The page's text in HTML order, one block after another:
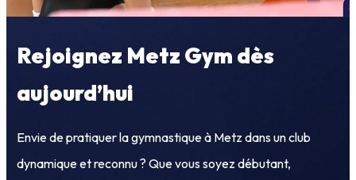
Rejoignez Metz Gym dès
aujourd’hui
Envie de pratiquer la gymnastique à Metz dans un club
dynamique et reconnu ? Que vous soyez débutant,